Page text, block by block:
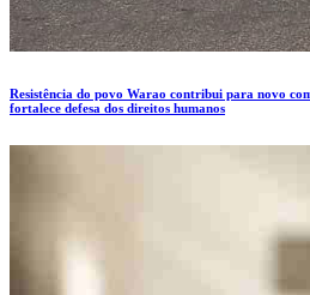
Resistência do povo Warao contribui para novo
fortalece defesa dos direitos humanos